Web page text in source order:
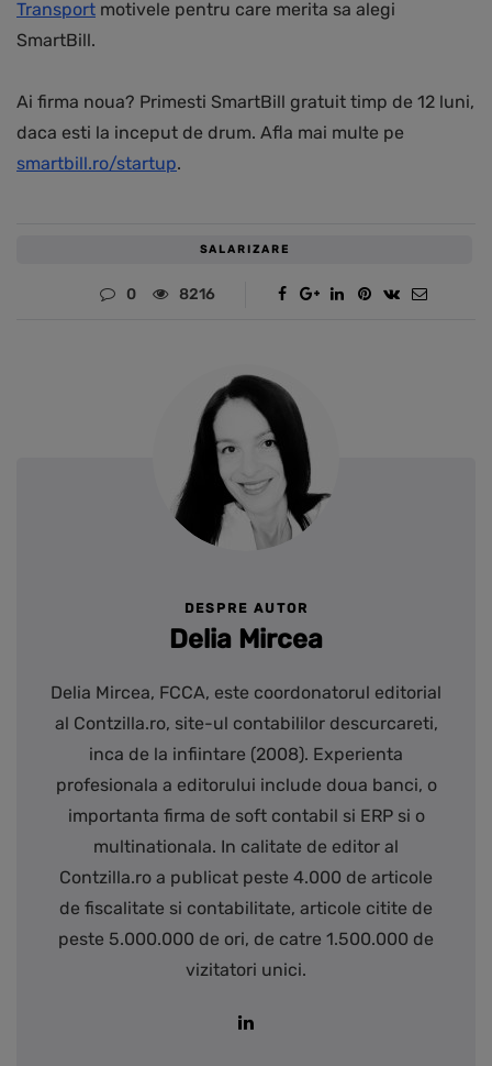
Transport motivele pentru care merita sa alegi
SmartBill.
Ai firma noua? Primesti SmartBill gratuit timp de 12 luni,
daca esti la inceput de drum. Afla mai multe pe
smartbill.ro/startup.
SALARIZARE
0 8216
DESPRE AUTOR
Delia Mircea
Delia Mircea, FCCA, este coordonatorul editorial
al Contzilla.ro, site-ul contabililor descurcareti,
inca de la infiintare (2008). Experienta
profesionala a editorului include doua banci, o
importanta firma de soft contabil si ERP si o
multinationala. In calitate de editor al
Contzilla.ro a publicat peste 4.000 de articole
de fiscalitate si contabilitate, articole citite de
peste 5.000.000 de ori, de catre 1.500.000 de
vizitatori unici.